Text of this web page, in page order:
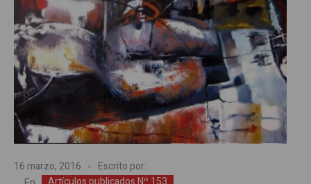
16 marzo, 2016
Escrito por: